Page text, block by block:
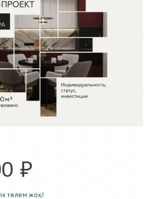
₽
төлем жоқ!